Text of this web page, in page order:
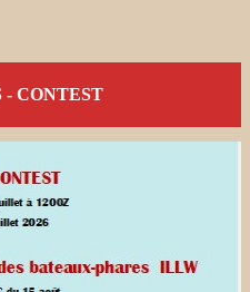
- CONTEST